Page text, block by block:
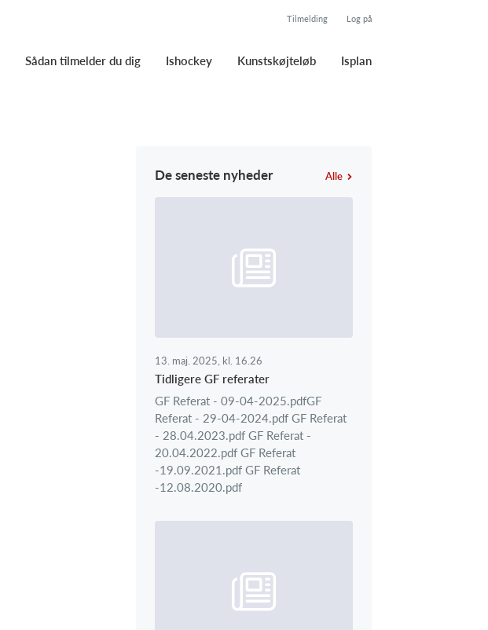
Tilmelding Log på
Sådan tilmelder du dig Ishockey Kunstskøjteløb Isplan
De seneste nyheder Alle
13. maj. 2025, kl. 16.26
Tidligere GF referater
GF Referat - 09-04-2025.pdfGF
Referat - 29-04-2024.pdf GF Referat
- 28.04.2023.pdf GF Referat -
20.04.2022.pdf GF Referat
-19.09.2021.pdf GF Referat
-12.08.2020.pdf